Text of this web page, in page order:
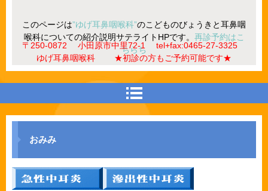
〒250-0872 小田原市中里72-1 tel+fax:0465-27-3325
ゆげ耳鼻咽喉科 ★初診の方もご予約可能です★
このページは”ゆげ耳鼻咽喉科”のこどものびょうきと耳鼻咽
喉科についての紹介説明サテライトHPです。 再診予約はこ
ちらち
おみみ